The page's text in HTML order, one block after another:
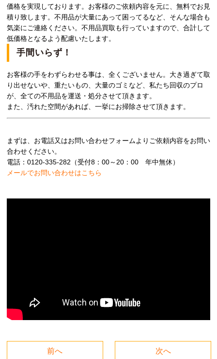
価格を実現しております。お客様のご依頼内容を元に、無料でお見
積り致します。不用品が大量にあって困ってるなど、そんな場合も
気楽にご連絡ください。不用品買取も行っていますので、合計して
低価格となるよう配慮いたします。
手間いらず！
お客様の手をわずらわせる事は、全くございません。大き過ぎて取
り出せないや、重たいもの、大量のゴミなど、私たち回収のプロ
が、全ての不用品を運送・処分させて頂きます。
また、汚れた空間があれば、一挙にお掃除させて頂きます。
まずは、お電話又はお問い合わせフォームよりご依頼内容をお問い
合わせください。
電話：0120-335-282（受付8：00～20：00 年中無休）
メールでお問い合わせはこちら
前へ 次へ